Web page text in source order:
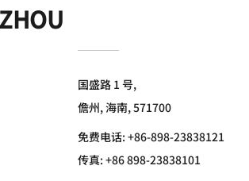
国盛路 1 号,
儋州, 海南, 571700
免费电话:+86-898-23838121
传真:+86 898-23838101